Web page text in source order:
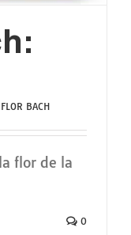
FLOR BACH
flor de la
0